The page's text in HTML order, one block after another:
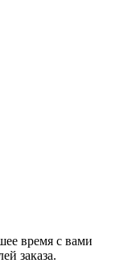
время с вами
заказа.